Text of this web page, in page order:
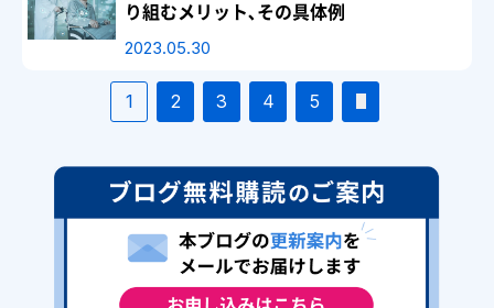
り組むメリット､その具体例
2023.05.30
1 2 3 4 5